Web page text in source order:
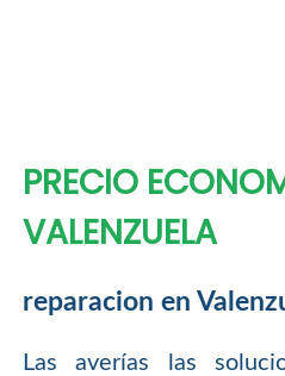
PRECIO
VALENZUELA
reparacion en
Las averías las